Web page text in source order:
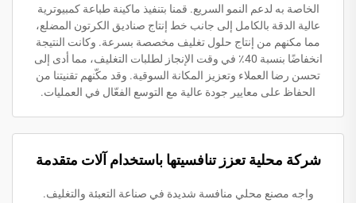
الخاصة به لدعم النمو السريع. قمنا بتنفيذ ماكينة طباعة كمبيوترية
عالية الدقة بالكامل إلى جانب خط إنتاج صناديق الكرتون المضلع،
مما مكنهم من إنتاج حلول تغليف مخصصة بسرعة. وكانت النتيجة
انخفاضًا بنسبة 40٪ في وقت الإنجاز لطلبات التغليف، مما أدى إلى
تحسن رضا العملاء وتعزيز المكانة السوقية. وقد مكّنهم تقنيتنا من
الحفاظ على معايير جودة عالية مع التوسع الفعّال في العمليات.
شركة محلية تعزز تنافسيتها باستخدام آلات متقدمة
واجه مصنع محلي منافسة شديدة في صناعة التعبئة والتغليف.